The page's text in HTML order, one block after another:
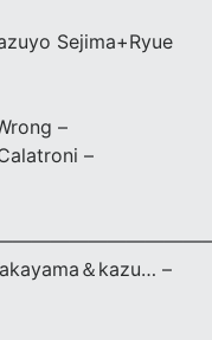
Sejima+Ryue
–
–
＆kazu… –